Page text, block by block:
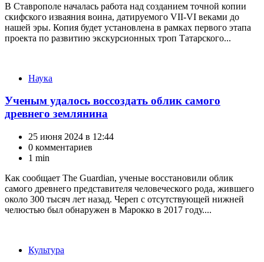
В Ставрополе началась работа над созданием точной копии
скифского изваяния воина, датируемого VII-VI веками до
нашей эры. Копия будет установлена в рамках первого этапа
проекта по развитию экскурсионных троп Татарского...
Категории
Наука
Ученым удалось воссоздать облик самого
древнего землянина
25 июня 2024 в 12:44
0 комментариев
1 min
Как сообщает The Guardian, ученые восстановили облик
самого древнего представителя человеческого рода, жившего
около 300 тысяч лет назад. Череп с отсутствующей нижней
челюстью был обнаружен в Марокко в 2017 году....
КатегорииКультура